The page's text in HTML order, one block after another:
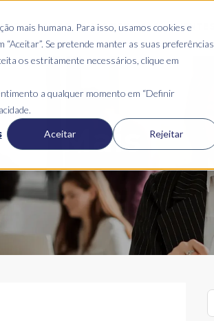
mais humana. Para isso, usamos cookies e
Se pretende manter as suas preferências
os estritamente necessários, clique em
a qualquer momento em “Definir
Aceitar Rejeitar
FAZEMOS ONDE ESTAMOS CLIENTES
Mais